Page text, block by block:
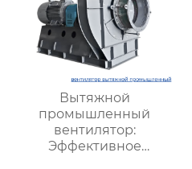
Вытяжной
промышленный
вентилятор:
Эффективное